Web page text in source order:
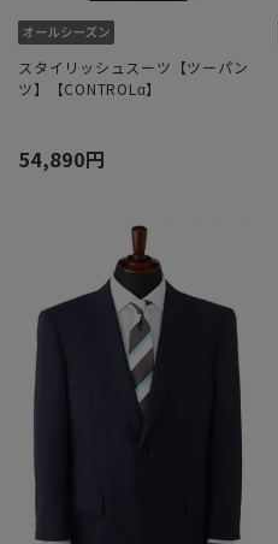
スタイリッシュスーツ【ツーパン
ツ】【CONTROLα】
54,890円